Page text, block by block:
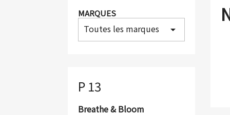
MARQUES
Toutes les marques arrow_drop_down
P 13
Breathe & Bloom